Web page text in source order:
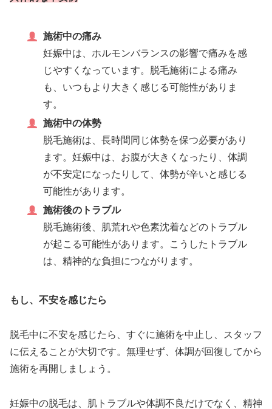
施術中の痛み
妊娠中は、ホルモンバランスの影響で痛みを感
じやすくなっています。脱毛施術による痛み
も、いつもより大きく感じる可能性がありま
す。
施術中の体勢
脱毛施術は、長時間同じ体勢を保つ必要があり
ます。妊娠中は、お腹が大きくなったり、体調
が不安定になったりして、体勢が辛いと感じる
可能性があります。
施術後のトラブル
脱毛施術後、肌荒れや色素沈着などのトラブル
が起こる可能性があります。こうしたトラブル
は、精神的な負担につながります。
もし、不安を感じたら
脱毛中に不安を感じたら、すぐに施術を中止し、スタッフ
に伝えることが大切です。無理せず、体調が回復してから
施術を再開しましょう。
妊娠中の脱毛は、肌トラブルや体調不良だけでなく、精神